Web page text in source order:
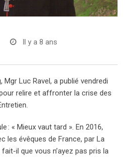
Il y a 8 ans
Mgr Luc Ravel, a publié vendredi
relire et affronter la crise des
: « Mieux vaut tard ». En 2016,
les évêques de France, par La
il que vous n’ayez pas pris la